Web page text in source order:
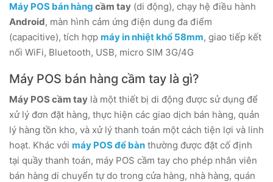
Máy POS bán hàng cầm tay (di động), chạy hệ điều hành
Android, màn hình cảm ứng điện dung đa điểm
(capacitive), tích hợp máy in nhiệt khổ 58mm, giao tiếp kết
nối WiFi, Bluetooth, USB, micro SIM 3G/4G
Máy POS bán hàng cầm tay là gì?
Máy POS cầm tay là một thiết bị di động được sử dụng để
xử lý đơn đặt hàng, thực hiện các giao dịch bán hàng, quản
lý hàng tồn kho, và xử lý thanh toán một cách tiện lợi và linh
hoạt. Khác với máy POS để bàn thường được đặt cố định
tại quầy thanh toán, máy POS cầm tay cho phép nhân viên
bán hàng di chuyển tự do trong cửa hàng, nhà hàng, quán